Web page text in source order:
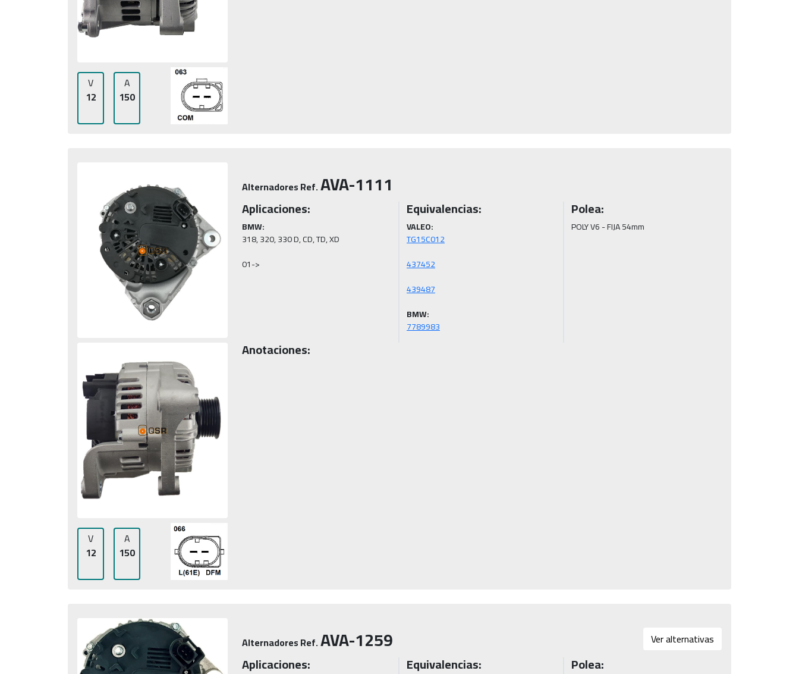
V
12
A
150
V
12
A
150
Alternadores Ref.AVA-1111
Aplicaciones:
BMW:
318, 320, 330 D, CD, TD, XD
01->
Equivalencias:
VALEO:
TG15C012
437452
439487
BMW:
7789983
Polea:
POLY V6 - FIJA 54mm
Anotaciones:
Alternadores Ref.AVA-1259 Ver alternativas
Aplicaciones: Equivalencias: Polea: